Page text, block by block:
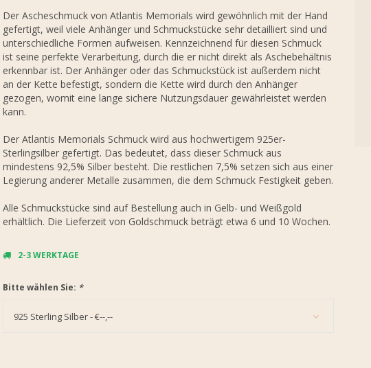
Der Ascheschmuck von Atlantis Memorials wird gewöhnlich mit der Hand
gefertigt, weil viele Anhänger und Schmuckstücke sehr detailliert sind und
unterschiedliche Formen aufweisen. Kennzeichnend für diesen Schmuck
ist seine perfekte Verarbeitung, durch die er nicht direkt als Aschebehältnis
erkennbar ist. Der Anhänger oder das Schmuckstück ist außerdem nicht
an der Kette befestigt, sondern die Kette wird durch den Anhänger
gezogen, womit eine lange sichere Nutzungsdauer gewährleistet werden
kann.
Der Atlantis Memorials Schmuck wird aus hochwertigem 925er-
Sterlingsilber gefertigt. Das bedeutet, dass dieser Schmuck aus
mindestens 92,5% Silber besteht. Die restlichen 7,5% setzen sich aus einer
Legierung anderer Metalle zusammen, die dem Schmuck Festigkeit geben.
Alle Schmuckstücke sind auf Bestellung auch in Gelb- und Weißgold
erhältlich. Die Lieferzeit von Goldschmuck beträgt etwa 6 und 10 Wochen.
2-3 WERKTAGE
Bitte wählen Sie: *
925 Sterling Silber - €--,--